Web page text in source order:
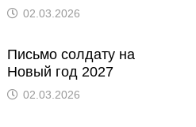
02.03.2026
Письмо солдату на
Новый год 2027
02.03.2026